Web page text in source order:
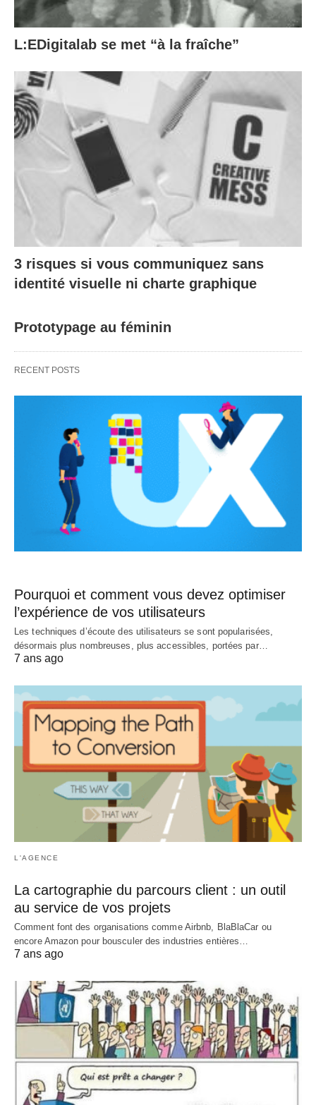
L:EDigitalab se met “à la fraîche”
3 risques si vous communiquez sans
identité visuelle ni charte graphique
Prototypage au féminin
RECENT POSTS
Pourquoi et comment vous devez optimiser
l’expérience de vos utilisateurs
Les techniques d’écoute des utilisateurs se sont popularisées,
désormais plus nombreuses, plus accessibles, portées par…
7 ans ago
L'AGENCE
La cartographie du parcours client : un outil
au service de vos projets
Comment font des organisations comme Airbnb, BlaBlaCar ou
encore Amazon pour bousculer des industries entières…
7 ans ago